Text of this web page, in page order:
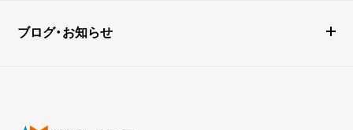
ブログ・お知らせ